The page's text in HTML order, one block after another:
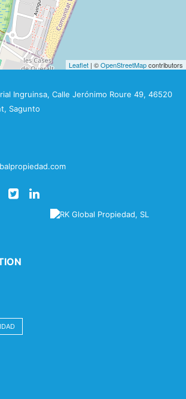
Leaflet | ©OpenStreetMapcontributors
Ingruinsa, Calle Jerónimo Roure 49, 46520
Sagunto